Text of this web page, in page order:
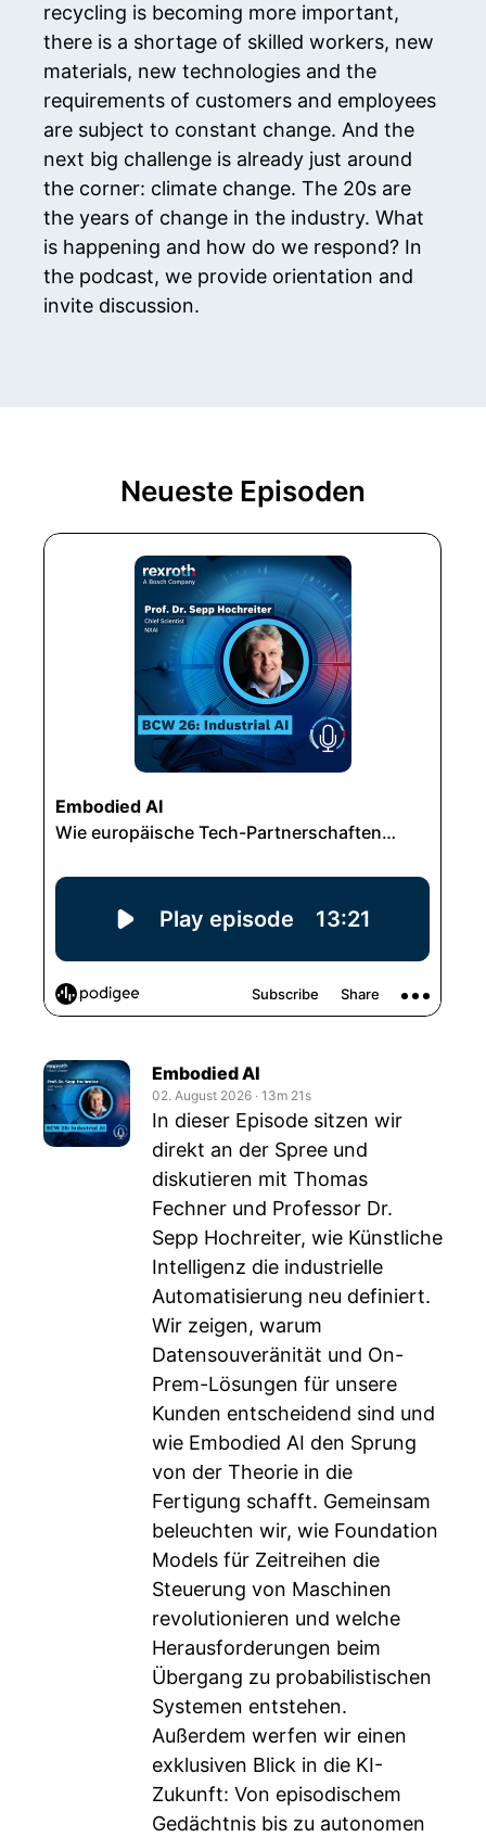
recycling is becoming more important,
there is a shortage of skilled workers, new
materials, new technologies and the
requirements of customers and employees
are subject to constant change. And the
next big challenge is already just around
the corner: climate change. The 20s are
the years of change in the industry. What
is happening and how do we respond? In
the podcast, we provide orientation and
invite discussion.
Neueste Episoden
Embodied AI
02. August 2026 ‧ 13m 21s
In dieser Episode sitzen wir
direkt an der Spree und
diskutieren mit Thomas
Fechner und Professor Dr.
Sepp Hochreiter, wie Künstliche
Intelligenz die industrielle
Automatisierung neu definiert.
Wir zeigen, warum
Datensouveränität und On-
Prem-Lösungen für unsere
Kunden entscheidend sind und
wie Embodied AI den Sprung
von der Theorie in die
Fertigung schafft. Gemeinsam
beleuchten wir, wie Foundation
Models für Zeitreihen die
Steuerung von Maschinen
revolutionieren und welche
Herausforderungen beim
Übergang zu probabilistischen
Systemen entstehen.
Außerdem werfen wir einen
exklusiven Blick in die KI-
Zukunft: Von episodischem
Gedächtnis bis zu autonomen